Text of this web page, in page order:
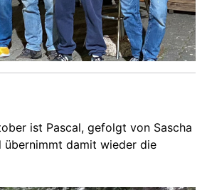
ist Pascal, gefolgt von Sascha
übernimmt damit wieder die